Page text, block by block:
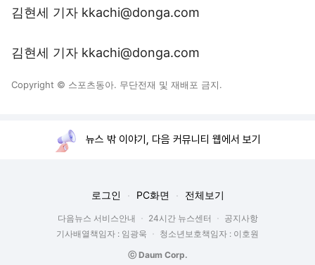
김현세 기자 kkachi@donga.com
김현세 기자 kkachi@donga.com
Copyright © 스포츠동아. 무단전재 및 재배포 금지.
뉴스 밖 이야기, 다음 커뮤니티 웹에서 보기
로그인 PC화면 전체보기
다음뉴스 서비스안내 24시간 뉴스센터
공지사항
기사배열책임자 : 임광욱
청소년보호책임자 : 이호원
ⓒ Daum Corp.